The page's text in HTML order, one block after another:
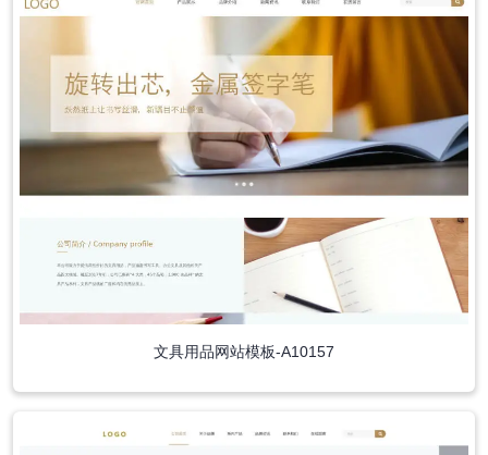
文具用品网站模板-A10157